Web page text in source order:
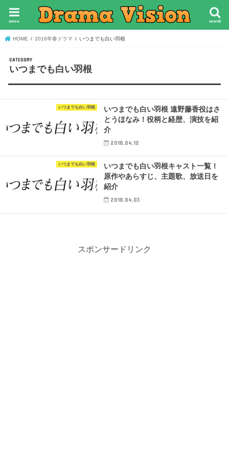
search
menu
HOME 2018年春ドラマ いつまでも白い羽根
いつまでも白い羽根
いつまでも白い羽根
いつまでも白い羽根 遠野藤香役はさ
とうほなみ！役柄と経歴、演技を紹
介
2018.04.12
いつまでも白い羽根
いつまでも白い羽根キャスト一覧！
原作やあらすじ、主題歌、放送日を
紹介
2018.04.03
スポンサードリンク